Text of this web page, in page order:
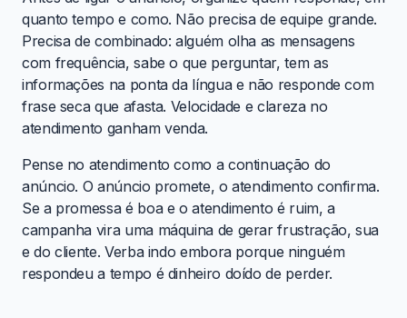
quanto tempo e como. Não precisa de equipe grande.
Precisa de combinado: alguém olha as mensagens
com frequência, sabe o que perguntar, tem as
informações na ponta da língua e não responde com
frase seca que afasta. Velocidade e clareza no
atendimento ganham venda.
Pense no atendimento como a continuação do
anúncio. O anúncio promete, o atendimento confirma.
Se a promessa é boa e o atendimento é ruim, a
campanha vira uma máquina de gerar frustração, sua
e do cliente. Verba indo embora porque ninguém
respondeu a tempo é dinheiro doído de perder.